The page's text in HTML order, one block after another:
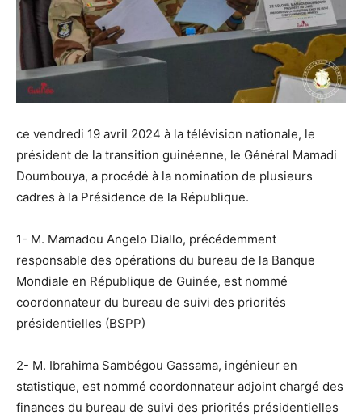
ce vendredi 19 avril 2024 à la télévision nationale, le
président de la transition guinéenne, le Général Mamadi
Doumbouya, a procédé à la nomination de plusieurs
cadres à la Présidence de la République.
1- M. Mamadou Angelo Diallo, précédemment
responsable des opérations du bureau de la Banque
Mondiale en République de Guinée, est nommé
coordonnateur du bureau de suivi des priorités
présidentielles (BSPP)
2- M. Ibrahima Sambégou Gassama, ingénieur en
statistique, est nommé coordonnateur adjoint chargé des
finances du bureau de suivi des priorités présidentielles